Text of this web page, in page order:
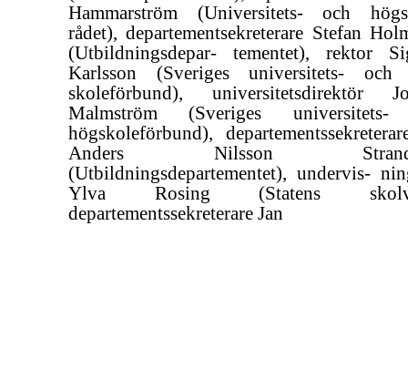
Hammarström (Universitets- och
rådet), departementsekreterare Stefan
(Utbildningsdepar- tementet), rektor
Karlsson (Sveriges universitets- och
skoleförbund), universitetsdirektör
Malmström (Sveriges
högskoleförbund),
Anders Nilsson
(Utbildningsdepartementet), undervis-
Ylva Rosing (Statens
departementssekreterare Jan